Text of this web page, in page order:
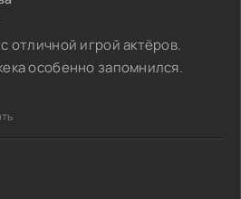
отличной игрой актёров.
особенно запомнился.